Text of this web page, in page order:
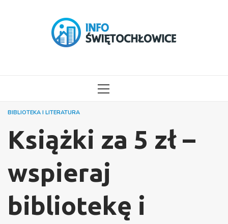
MENU
BIBLIOTEKA I LITERATURA
Książki za 5 zł –
wspieraj
bibliotekę i